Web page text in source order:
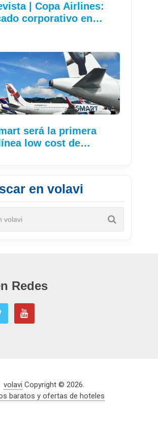
| Copa Airlines:
corporativo en…
será la primera
low cost de…
en volavi
Redes
volavi Copyright © 2026.
baratos y ofertas de hoteles